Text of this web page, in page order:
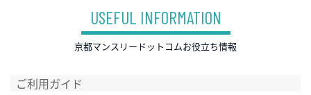
USEFUL INFORMATION
京都マンスリードットコムお役立ち情報
ご利用ガイド